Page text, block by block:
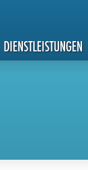
DIENSTLEISTUNGEN